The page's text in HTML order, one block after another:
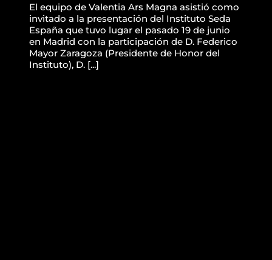
El equipo de Valentia Ars Magna asistió como
invitado a la presentación del Instituto Seda
España que tuvo lugar el pasado 19 de junio
en Madrid con la participación de D. Federico
Mayor Zaragoza (Presidente de Honor del
Instituto), D. [...]